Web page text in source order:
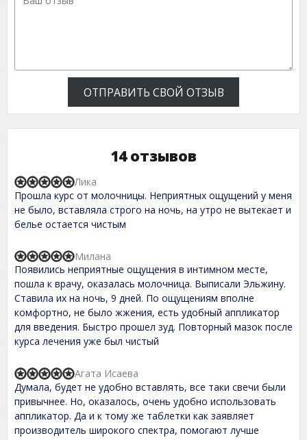
ОТПРАВИТЬ СВОЙ ОТЗЫВ
14 отзывов
R
a
t
d
,
0
o
u
t
f
5
Прошла курс от молочницы. Неприятных ощущений у меня
не было, вставляла строго на ночь, на утро не вытекает и
белье остается чистым
Лика
R
a
t
e
d
5
,
0
o
t
o
f
5
Появились неприятные ощущения в интимном месте,
пошла к врачу, оказалась молочница. Выписали Эльжину.
Ставила их на ночь, 9 дней. По ощущениям вполне
комфортно, не было жжения, есть удобный аппликатор
для введения. Быстро прошел зуд. Повторный мазок после
курса лечения уже был чистый
Милана
R
a
t
d
5
Думала, будет не удобно вставлять, все таки свечи были
привычнее. Но, оказалось, очень удобно использовать
аппликатор. Да и к тому же таблетки как заявляет
производитель широкого спектра, помогают лучше
Агата Исаева